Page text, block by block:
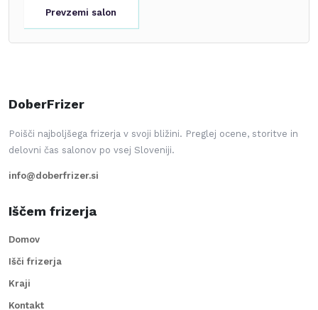
Prevzemi salon
DoberFrizer
Poišči najboljšega frizerja v svoji bližini. Preglej ocene, storitve in
delovni čas salonov po vsej Sloveniji.
info@doberfrizer.si
Iščem frizerja
Domov
Išči frizerja
Kraji
Kontakt